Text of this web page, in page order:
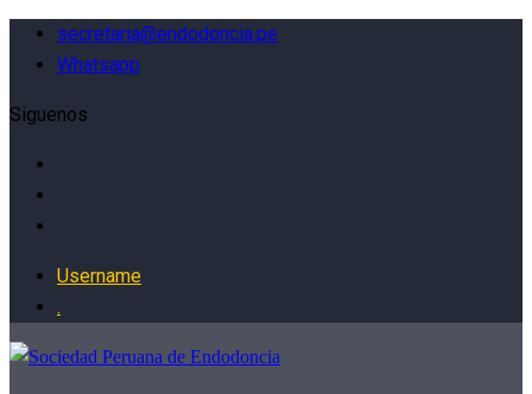
secretaria@endodoncia.pe
Whatsapp
Siguenos
Username
.